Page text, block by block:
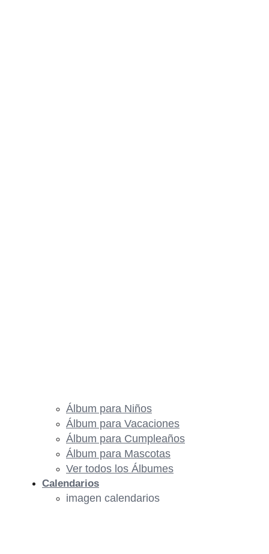
Álbum para Niños
Álbum para Vacaciones
Álbum para Cumpleaños
Álbum para Mascotas
Ver todos los Álbumes
Calendarios
imagen calendarios